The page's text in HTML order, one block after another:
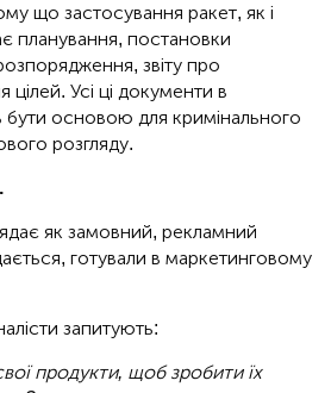
що застосування ракет, як і
планування, постановки
звіту про
Усі ці документи в
основою для кримінального
розгляду.
як замовний, рекламний
готували в маркетинговому
запитують:
продукти, щоб зробити їх